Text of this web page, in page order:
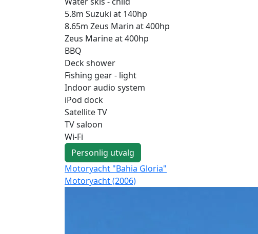
5.8m Suzuki at 140hp
8.65m Zeus Marin at 400hp
Zeus Marine at 400hp
BBQ
Deck shower
Fishing gear - light
Indoor audio system
iPod dock
Satellite TV
TV saloon
Wi-Fi
Personlig utvalg
Motoryacht "Bahia Gloria"
Motoryacht (2006)